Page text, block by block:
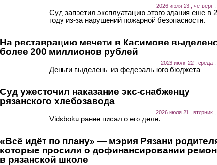
2026 июля 23 , четверг ,
Суд запретил эксплуатацию этого здания еще в
году из-за нарушений пожарной безопасности.
На реставрацию мечети в Касимове
более 200 миллионов рублей
2026 июля 22 , среда ,
Деньги выделены из федерального бюджета.
Суд ужесточил наказание экс-снабженцу
рязанского хлебозавода
2026 июля 21 , вторник ,
Vidsboku ранее писал о его деле.
«Всё идёт по плану» — мэрия Рязани
которые просили о дофинансировании
в рязанской школе